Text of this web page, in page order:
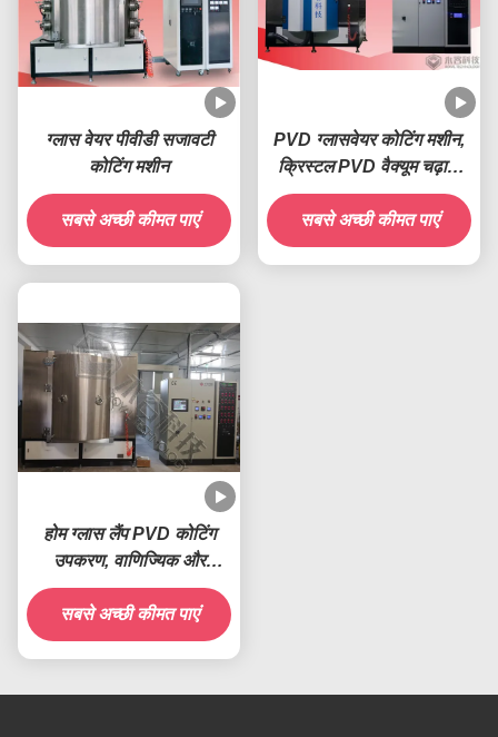
ग्लास वेयर पीवीडी सजावटी
कोटिंग मशीन
सबसे अच्छी कीमत पाएं
PVD ग्लासवेयर कोटिंग मशीन,
क्रिस्टल PVD वैक्यूम चढ़ाना
मशीन
सबसे अच्छी कीमत पाएं
होम ग्लास लैंप PVD कोटिंग
उपकरण, वाणिज्यिक और
आवासीय प्रकाश परावर्तक
कोटिंग मशीन
सबसे अच्छी कीमत पाएं